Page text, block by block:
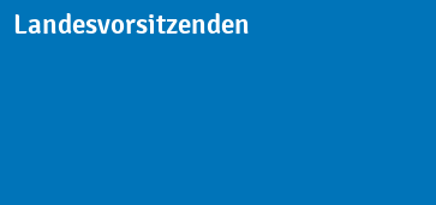
Landesvorsitzenden